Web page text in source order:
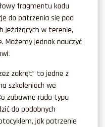
fragmentu kodu
do patrzenia się pod
jeżdżących w terenie,
Możemy jednak nauczyć
zakręt” to jedne z
szkoleniach we
zabawne rada typu
do podobnych
jak patrzenie